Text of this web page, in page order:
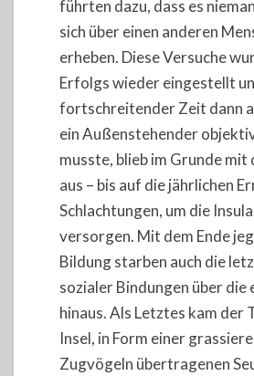
führten dazu, dass es
sich über einen anderen
erheben. Diese Versuche
Erfolgs wieder eingestellt
fortschreitender Zeit dann
ein Außenstehender
musste, blieb im Grunde mit
aus – bis auf die jährlichen
Schlachtungen, um die
versorgen. Mit dem Ende
Bildung starben auch die
sozialer Bindungen über die
hinaus. Als Letztes kam der
Insel, in Form einer
Zugvögeln übertragenen